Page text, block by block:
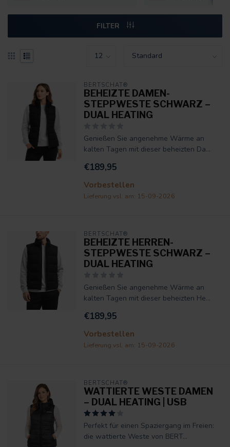
FILTER
BERTSCHAT®
BEHEIZTE DAMEN-
STEPPWESTE SCHWARZ –
DUAL HEATING
Genießen Sie angenehme Wärme an
kalten Tagen mit dieser beheizten Da...
€189,95
Vorbestellen
Lieferung vsl. am: 15-09-2026
BERTSCHAT®
BEHEIZTE HERREN-
STEPPWESTE SCHWARZ –
DUAL HEATING
Genießen Sie angenehme Wärme an
kalten Tagen mit dieser beheizten He...
€189,95
Vorbestellen
Lieferung vsl. am: 15-09-2026
BERTSCHAT®
WATTIERTE WESTE DAMEN
– DUAL HEATING | USB
Perfekt für einen Spaziergang im Freien:
die wattierte Weste von BERT...